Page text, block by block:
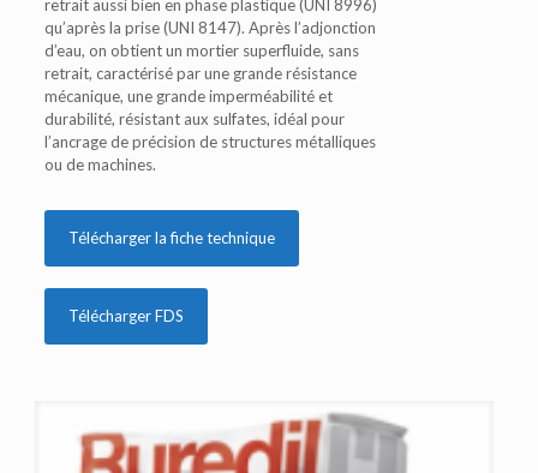
retrait aussi bien en phase plastique (UNI 8996)
qu’après la prise (UNI 8147). Après l’adjonction
d’eau, on obtient un mortier superfluide, sans
retrait, caractérisé par une grande résistance
mécanique, une grande imperméabilité et
durabilité, résistant aux sulfates, idéal pour
l’ancrage de précision de structures métalliques
ou de machines.
Télécharger la fiche technique
Télécharger FDS